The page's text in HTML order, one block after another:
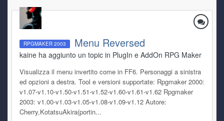
RPGMAKER 2003 Menu Reversed
kaine ha aggiunto un topic in PlugIn e AddOn RPG Maker
Visualizza il menu invertito come in FF6. Personaggi a sinistra
ed opzioni a destra. Tool e versioni supportate: Rpgmaker 2000:
v1.07-v1.10-v1.50-v1.51-v1.52-v1.60-v1.61-v1.62 Rpgmaker
2003: v1.00-v1.03-v1.05-v1.08-v1.09-v1.12 Autore:
Cherry,KotatsuAkira(portin...